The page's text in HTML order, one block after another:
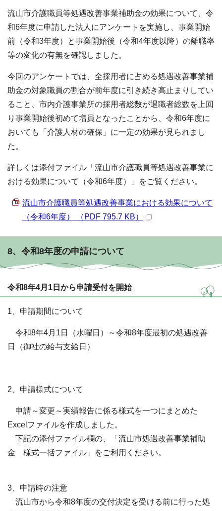
流山市介護職員等処遇改善事業補助金の効果について、令
和6年度に申請した法人にアンケートを実施し、事業開始
前（令和3年度）と事業開始後（令和4年度以降）の離職率
等の変化の有無を確認しました。
今回のアンケートでは、全採用者に占める処遇改善事業補
助金の対象職員の割合が前年度に引き続き高止まりしてい
ること、市内介護事業所の採用者総数が退職者総数を上回
り事業開始後初めて増員となったことから、令和6年度に
おいても「介護人材の確保」に一定の効果が見られまし
た。
詳しくは添付ファイル「流山市介護職員等処遇改善事業に
おける効果について（令和6年度）」をご覧ください。
流山市介護職員等処遇改善事業における効果について
（令和6年度） （PDF 795.7 KB）
8、令和8年度の申請について
令和8年4月1日から申請受付を開始
1、申請期間について
令和8年4月1日（水曜日）～令和8年度最初の処遇改善
日（御社の給与支給日）
2、申請様式について
申請～変更～実績報告に係る様式を一つにまとめた
Excelファイルを作成しました。
下記の添付ファイル欄の、「流山市処遇改善事業補助
金 様式一括ファイル」をご利用ください。
3、申請時の注意
流山市から令和8年度の交付決定を受ける前に行った処